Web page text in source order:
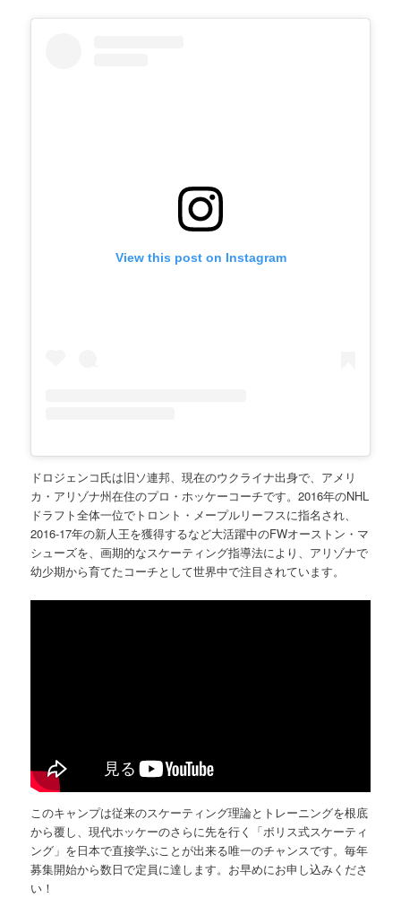
View this post on Instagram
ドロジェンコ氏は旧ソ連邦、現在のウクライナ出身で、アメリ
カ・アリゾナ州在住のプロ・ホッケーコーチです。2016年のNHL
ドラフト全体一位でトロント・メープルリーフスに指名され、
2016-17年の新人王を獲得するなど大活躍中のFWオーストン・マ
シューズを、画期的なスケーティング指導法により、アリゾナで
幼少期から育てたコーチとして世界中で注目されています。
このキャンプは従来のスケーティング理論とトレーニングを根底
から覆し、現代ホッケーのさらに先を行く「ボリス式スケーティ
ング」を日本で直接学ぶことが出来る唯一のチャンスです。毎年
募集開始から数日で定員に達します。お早めにお申し込みくださ
い！